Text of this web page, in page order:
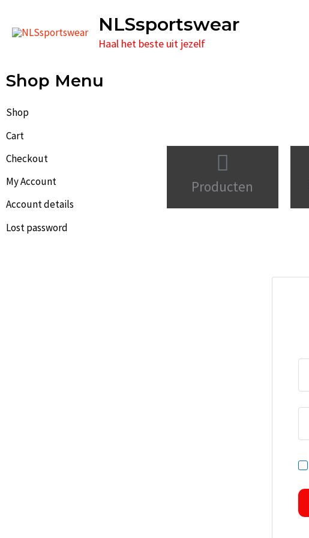
naar
NLSsportswear
Haal het beste uit jezelf
Shop Menu
Shop
Cart
Checkout
My Account
Account details
Lost password
Producten